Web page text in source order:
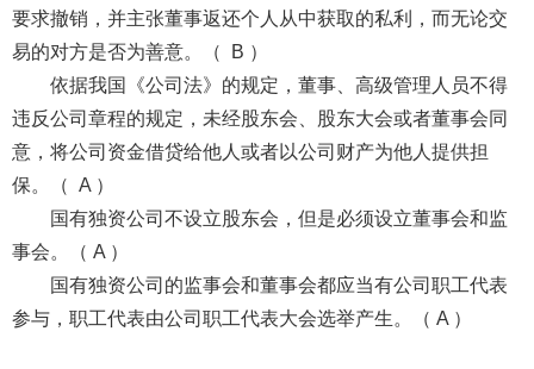
要求撤销，并主张董事返还个人从中获取的私利，而无论交
易的对方是否为善意。（ B ）
依据我国《公司法》的规定，董事、高级管理人员不得
违反公司章程的规定，未经股东会、股东大会或者董事会同
意，将公司资金借贷给他人或者以公司财产为他人提供担
保。（ A ）
国有独资公司不设立股东会，但是必须设立董事会和监
事会。（ A ）
国有独资公司的监事会和董事会都应当有公司职工代表
参与，职工代表由公司职工代表大会选举产生。（ A ）